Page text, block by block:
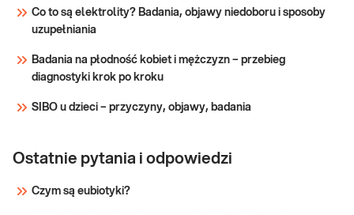
Sprawdź
Co to są elektrolity? Badania, objawy niedoboru i sposoby
uzupełniania
Badania na płodność kobiet i mężczyzn – przebieg
diagnostyki krok po kroku
SIBO u dzieci – przyczyny, objawy, badania
Ostatnie pytania i odpowiedzi
Czym są eubiotyki?